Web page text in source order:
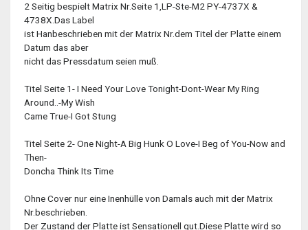
2 Seitig bespielt Matrix Nr.Seite 1,LP-Ste-M2 PY-4737X &
4738X.Das Label
ist Hanbeschrieben mit der Matrix Nr.dem Titel der Platte einem
Datum das aber
nicht das Pressdatum seien muß.
Titel Seite 1- I Need Your Love Tonight-Dont-Wear My Ring
Around..-My Wish
Came True-I Got Stung
Titel Seite 2- One Night-A Big Hunk O Love-I Beg of You-Now and
Then-
Doncha Think Its Time
Ohne Cover nur eine Inenhülle von Damals auch mit der Matrix
Nr.beschrieben.
Der Zustand der Platte ist Sensationell gut.Diese Platte wird so